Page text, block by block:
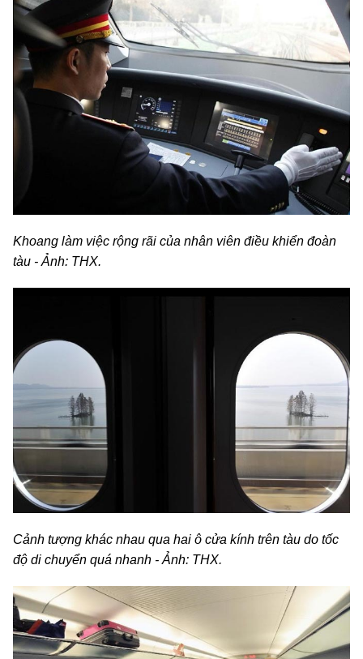
Khoang làm việc rộng rãi của nhân viên điều khiển đoàn
tàu - Ảnh: THX.
Cảnh tượng khác nhau qua hai ô cửa kính trên tàu do tốc
độ di chuyển quá nhanh - Ảnh: THX.